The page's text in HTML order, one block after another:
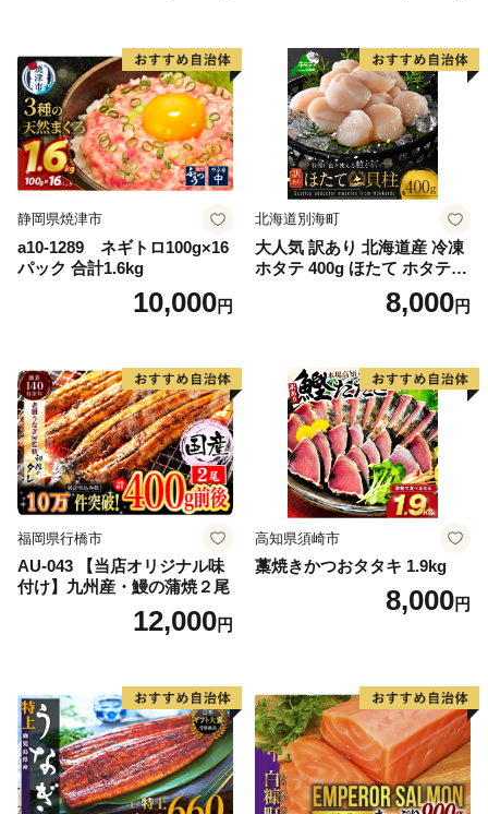
切り身 魚 わけあり
静岡県焼津市
a10-1289 ネギトロ100g×16
パック 合計1.6kg
10,000円
北海道別海町
大人気 訳あり 北海道産 冷凍
ホタテ 400g ほたて ホタテ
8,000円
福岡県行橋市
AU-043 【当店オリジナル味
付け】九州産・鰻の蒲焼２尾
12,000円
高知県須崎市
藁焼きかつおタタキ 1.9kg
8,000円